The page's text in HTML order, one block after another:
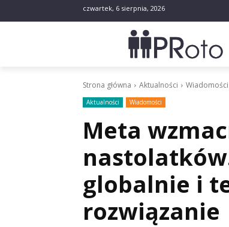
czwartek, 6 sierpnia, 2026
Strona główna Aktualności Wiadomości
Aktualności Wiadomości
Meta
globalnie i
rozwiązanie